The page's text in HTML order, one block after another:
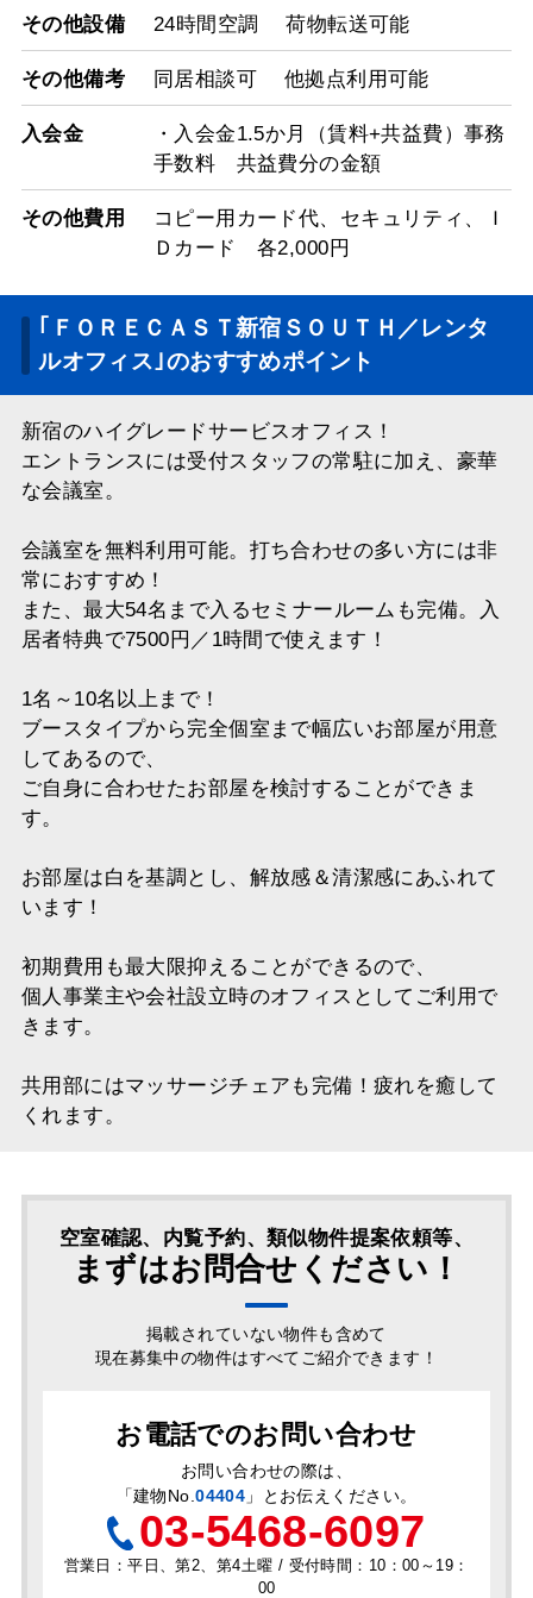
その他設備 24時間空調 荷物転送可能
その他備考 同居相談可 他拠点利用可能
入会金
・入会金1.5か月（賃料+共益費）事務
手数料 共益費分の金額
その他費用
コピー用カード代、セキュリティ、Ｉ
Ｄカード 各2,000円
｢ＦＯＲＥＣＡＳＴ新宿ＳＯＵＴＨ／レンタ
ルオフィス｣のおすすめポイント
新宿のハイグレードサービスオフィス！
エントランスには受付スタッフの常駐に加え、豪華
な会議室。
会議室を無料利用可能。打ち合わせの多い方には非
常におすすめ！
また、最大54名まで入るセミナールームも完備。入
居者特典で7500円／1時間で使えます！
1名～10名以上まで！
ブースタイプから完全個室まで幅広いお部屋が用意
してあるので、
ご自身に合わせたお部屋を検討することができま
す。
お部屋は白を基調とし、解放感＆清潔感にあふれて
います！
初期費用も最大限抑えることができるので、
個人事業主や会社設立時のオフィスとしてご利用で
きます。
共用部にはマッサージチェアも完備！疲れを癒して
くれます。
空室確認、内覧予約、類似物件提案依頼等、
まずはお問合せください！
掲載されていない物件も含めて
現在募集中の物件はすべてご紹介できます！
お電話でのお問い合わせ
お問い合わせの際は、
「建物No.04404 」とお伝えください。
03-5468-6097
営業日：平日、第2、第4土曜 / 受付時間：10：00～19：
00